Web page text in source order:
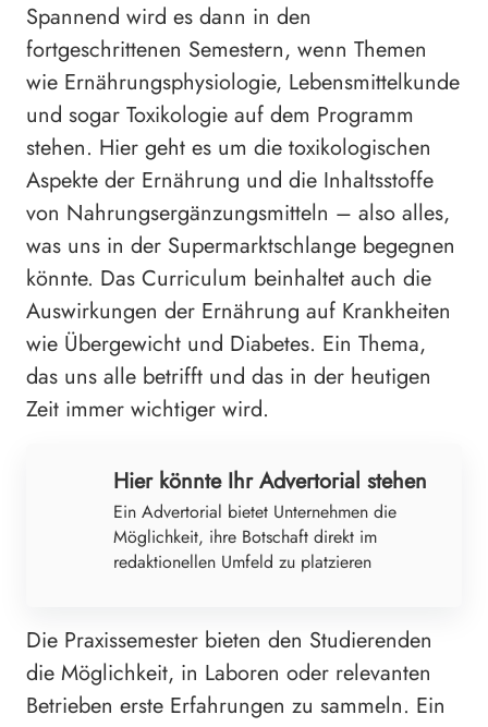
Spannend wird es dann in den
fortgeschrittenen Semestern, wenn Themen
wie Ernährungsphysiologie, Lebensmittelkunde
und sogar Toxikologie auf dem Programm
stehen. Hier geht es um die toxikologischen
Aspekte der Ernährung und die Inhaltsstoffe
von Nahrungsergänzungsmitteln – also alles,
was uns in der Supermarktschlange begegnen
könnte. Das Curriculum beinhaltet auch die
Auswirkungen der Ernährung auf Krankheiten
wie Übergewicht und Diabetes. Ein Thema,
das uns alle betrifft und das in der heutigen
Zeit immer wichtiger wird.
Hier könnte Ihr Advertorial stehen
Ein Advertorial bietet Unternehmen die
Möglichkeit, ihre Botschaft direkt im
redaktionellen Umfeld zu platzieren
Die Praxissemester bieten den Studierenden
die Möglichkeit, in Laboren oder relevanten
Betrieben erste Erfahrungen zu sammeln. Ein